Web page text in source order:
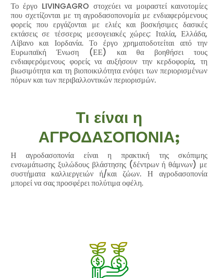
Το έργο LIVINGAGRO στοχεύει να μοιραστεί καινοτομίες
που σχετίζονται με τη αγροδασοπονομία με ενδιαφερόμενους
φορείς που εργάζονται με ελιές και βοσκήσιμες δασικές
εκτάσεις σε τέσσερις μεσογειακές χώρες: Ιταλία, Ελλάδα,
Λίβανο και Ιορδανία. Το έργο χρηματοδοτείται από την
Ευρωπαϊκή Ένωση (ΕΕ) και θα βοηθήσει τους
ενδιαφερόμενους φορείς να αυξήσουν την κερδοφορία, τη
βιωσιμότητα και τη βιοποικιλότητα ενόψει των περιορισμένων
πόρων και των περιβαλλοντικών περιορισμών.
Τι είναι η
ΑΓΡΟΔΑΣΟΠΟΝΙΑ;
Η αγροδασοπονία είναι η πρακτική της σκόπιμης
ενσωμάτωσης ξυλώδους βλάστησης (δέντρων ή θάμνων) με
συστήματα καλλιεργειών ή/και ζώων. Η αγροδασοπονία
μπορεί να σας προσφέρει πολύτιμα οφέλη.